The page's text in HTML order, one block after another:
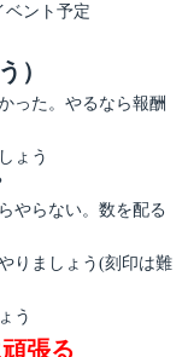
ベント予定
）
った。やるなら報酬
ょう
やらない。数を配る
りましょう(刻印は難
う
張る